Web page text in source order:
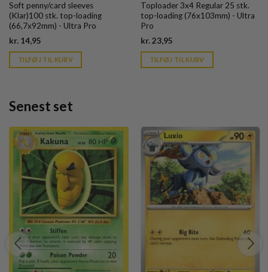
Soft penny/card sleeves
(Klar)100 stk. top-loading
(66,7x92mm) - Ultra Pro
kr. 14,95
is:
kr. 39,95.
TILFØJ TIL KURV
Toploader 3x4 Regular 25 stk.
top-loading (76x103mm) - Ultra
Pro
kr.23,95Current
is:
kr. 39,95.
TILFØJ TIL KURV
Senest set